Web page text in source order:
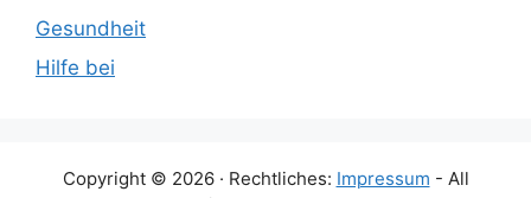
Gesundheit
Hilfe bei
Copyright © 2026 · Rechtliches: Impressum - All